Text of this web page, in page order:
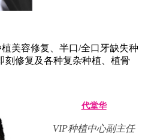
美容修复、半口/全口牙缺失种
刻修复及各种复杂种植、植骨
代堂华
VIP种植中心副主任